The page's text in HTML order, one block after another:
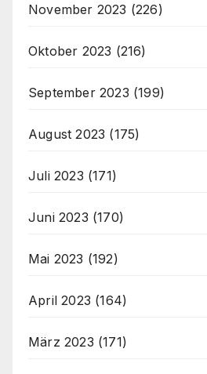
November 2023 (226)
Oktober 2023 (216)
September 2023 (199)
August 2023 (175)
Juli 2023 (171)
Juni 2023 (170)
Mai 2023 (192)
April 2023 (164)
März 2023 (171)